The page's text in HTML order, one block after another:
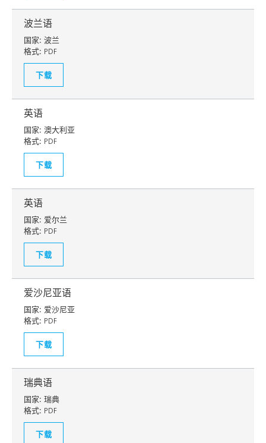
波兰语
国家: 波兰
格式: PDF
下载
英语
国家: 澳大利亚
格式: PDF
下载
英语
国家: 爱尔兰
格式: PDF
下载
爱沙尼亚语
国家: 爱沙尼亚
格式: PDF
下载
瑞典语
国家: 瑞典
格式: PDF
下载